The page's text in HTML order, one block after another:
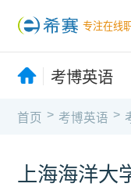
专注在线
考博英语
首页 > 考博英语 >
上海海洋